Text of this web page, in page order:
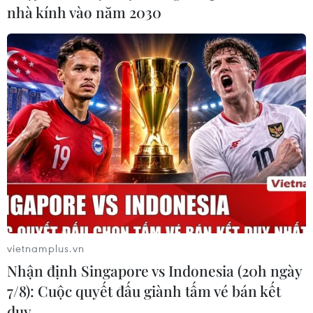
Gửi tiết kiệm online tại VPBank khách
hàng có cơ hội trúng 1 tỷ đồng
02/11/2016 03:58
Khách hàng gửi tiền tiết kiệm trực tuyến tại VPBank
khách hàng sẽ có cơ hội nhận được giải thưởng đặc
biệt trị giá lên đến 1 tỷ đồng.
nhà kính vào năm 2030
vietnamplus.vn
Nhận định Singapore vs Indonesia (20h ngày
7/8): Cuộc quyết đấu giành tấm vé bán kết